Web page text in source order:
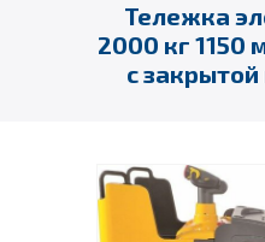
Тележка
2000 кг 1150
с